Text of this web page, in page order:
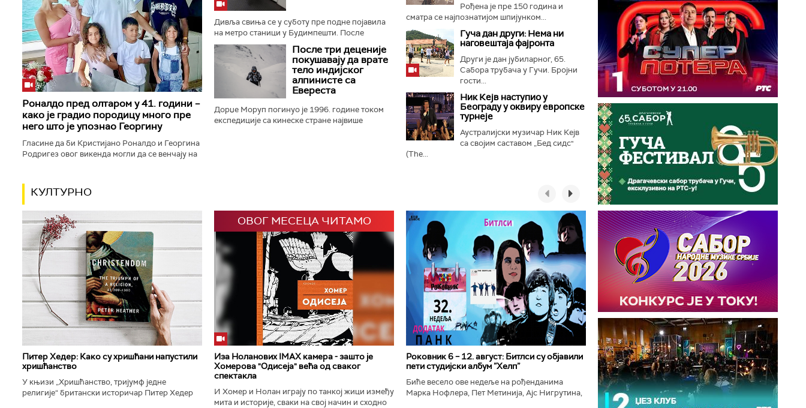
Роналдо пред олтаром у 41. години –
како је градио породицу много пре
него што је упознао Георгину
Гласине да би Кристијано Роналдо и Георгина
Родригез овог викенда могли да се венчају на
Дивља свиња се у суботу пре подне појавила
на метро станици у Будимпешти. После
једноипочасовног застоја на линији М2,
одлучено је да се дивља животиња...
После три деценије
покушавају да врате
тело индијског
алпинисте са
Евереста
Дорџе Моруп погинуо је 1996. године током
експедиције са кинеске стране највише
Рођена је пре 150 година и
сматра се најпознатијом шпијунком...
Гуча дан други: Нема ни
наговештаја фајронта
Други је дан јубиларног, 65.
Сабора трубача у Гучи. Бројни
гости...
Ник Кејв наступио у
Београду у оквиру европске
турнеје
Аустралијски музичар Ник Кејв
са својим саставом „Бед сидс"
(The...
КУЛТУРНО
Питер Хедер: Како су хришћани напустили
хришћанство
У књизи „Хришћанство, тријумф једне
религије“ британски историчар Питер Хедер
ОВОГ МЕСЕЦА ЧИТАМО
Иза Ноланових IMAX камера - зашто је
Хомерова "Одисеја" већа од сваког
спектакла
И Хомер и Нолан играју по танкој жици између
мита и историје, сваки на свој начин и сходно
Роковник 6 – 12. август: Битлси су објавили
пети студијски албум ”Хелп”
Биће весело ове недеље на рођенданима
Марка Нофлера, Пет Метинија, Ајс Нигрутина,